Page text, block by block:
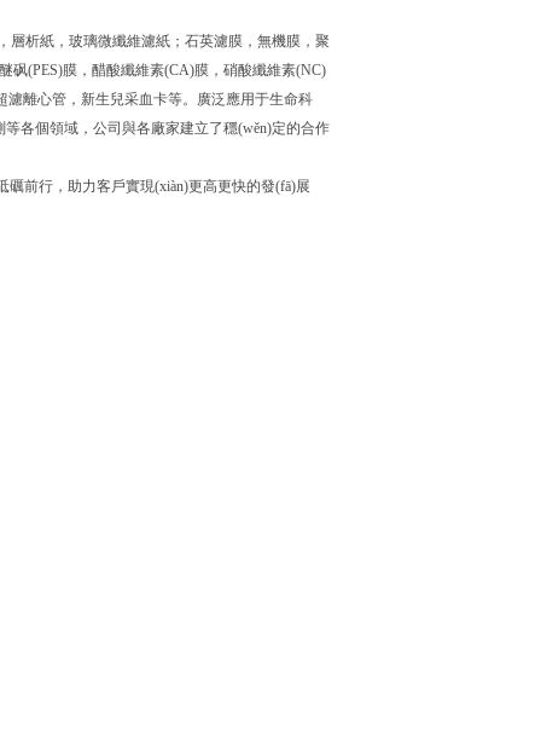
，玻璃微纖維濾紙；石英濾膜，無機膜，聚
醚砜(PES)膜，醋酸纖維素(CA)膜，硝酸纖維素(NC)
超濾離心管，新生兒采血卡等。廣泛應用于生命科
等各個領域，公司與各廠家建立了穩(wěn)定的合作
礪前行，助力客戶實現(xiàn)更高更快的發(fā)展